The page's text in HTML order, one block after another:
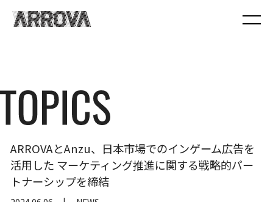
ARROVAとAnzu、日本市場でのインゲーム広告を
活用した マーケティング推進に関する戦略的パー
トナーシップを締結